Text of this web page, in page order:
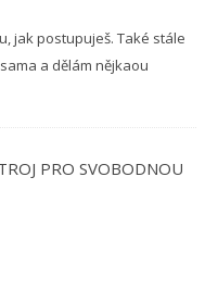
jak postupuješ. Také stále
a dělám nějkaou
PRO SVOBODNOU